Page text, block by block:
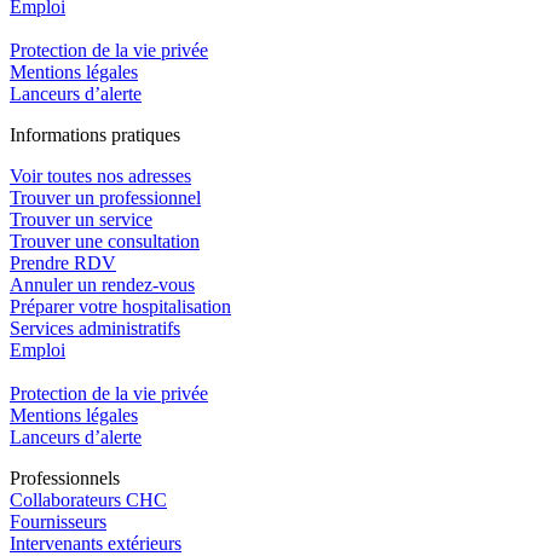
Emploi​
Protection de la vie privée
Mentions légales
Lanceurs d’alerte
Informations pratiques
Voir toutes nos adresses
Trouver un professionnel
Trouver un service
Trouver une consultation
Prendre RDV
Annuler un rendez-vous
Préparer votre hospitalisation
Services administratifs
Emploi​
Protection de la vie privée
Mentions légales
Lanceurs d’alerte
Professionnels
Collaborateurs CHC
Fournisseurs
Intervenants extérieurs